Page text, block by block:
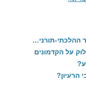
ההלכתי-תורני…
על הקדמונים
הרעיון?